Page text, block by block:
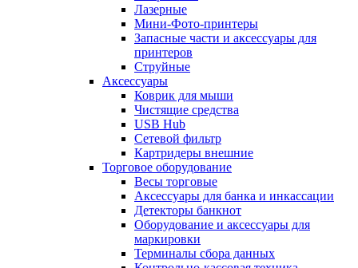
Лазерные
Мини-Фото-принтеры
Запасные части и аксессуары для
принтеров
Струйные
Аксессуары
Коврик для мыши
Чистящие средства
USB Hub
Сетевой фильтр
Картридеры внешние
Торговое оборудование
Весы торговые
Аксессуары для банка и инкассации
Детекторы банкнот
Оборудование и аксессуары для
маркировки
Терминалы сбора данных